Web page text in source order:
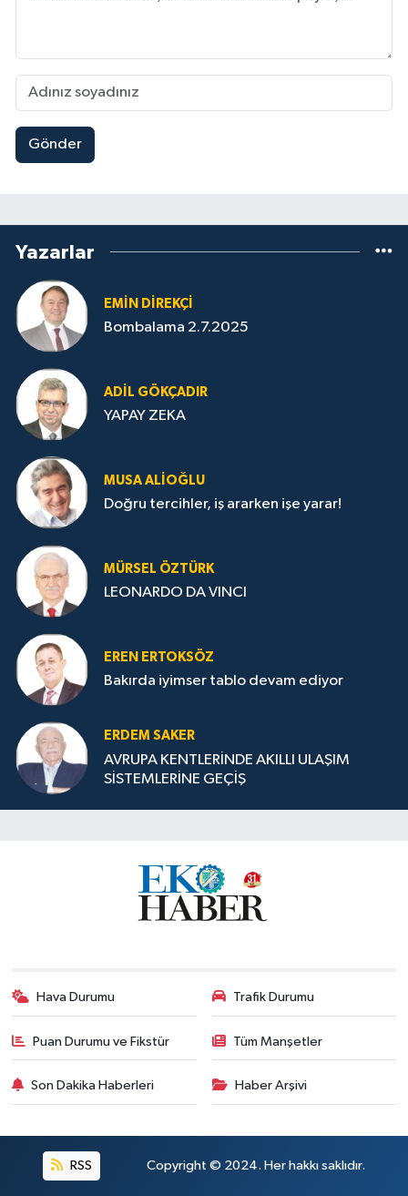
Gönder
Yazarlar
EMIN DIREKÇI
Bombalama 2.7.2025
ADIL GÖKÇADIR
YAPAY ZEKA
MUSA ALIOĞLU
Doğru tercihler, iş ararken işe yarar!
MÜRSEL ÖZTÜRK
LEONARDO DA VINCI
EREN ERTOKSÖZ
Bakırda iyimser tablo devam ediyor
ERDEM SAKER
AVRUPA KENTLERİNDE AKILLI ULAŞIM
SİSTEMLERİNE GEÇİŞ
Hava Durumu Trafik Durumu
Puan Durumu ve Fikstür Tüm Manşetler
Son Dakika Haberleri Haber Arşivi
RSS Copyright © 2024. Her hakkı saklıdır.